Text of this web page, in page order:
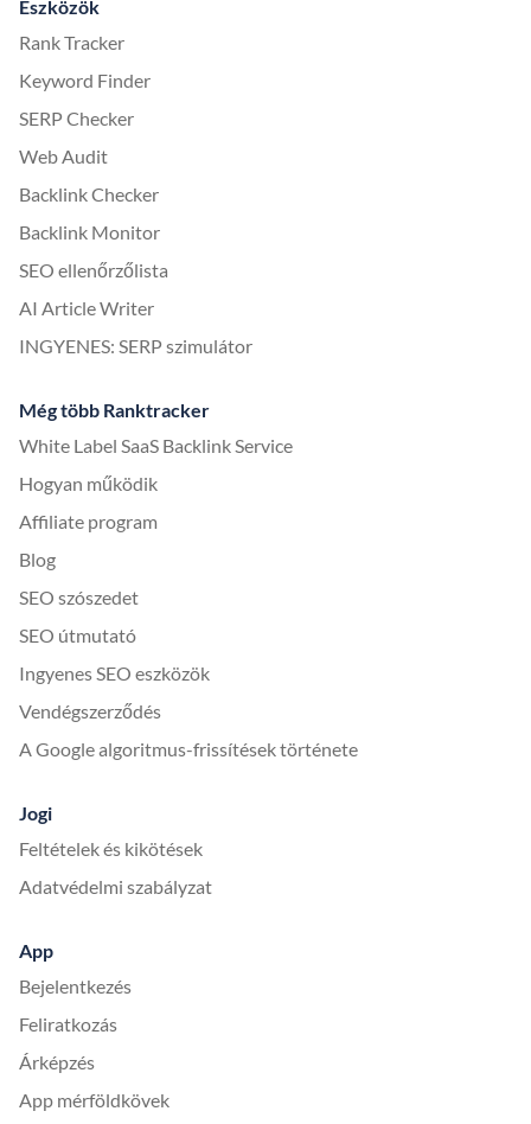
Eszközök
Rank Tracker
Keyword Finder
SERP Checker
Web Audit
Backlink Checker
Backlink Monitor
SEO ellenőrzőlista
AI Article Writer
INGYENES: SERP szimulátor
Még több Ranktracker
White Label SaaS Backlink Service
Hogyan működik
Affiliate program
Blog
SEO szószedet
SEO útmutató
Ingyenes SEO eszközök
Vendégszerződés
A Google algoritmus-frissítések története
Jogi
Feltételek és kikötések
Adatvédelmi szabályzat
App
Bejelentkezés
Feliratkozás
Árképzés
App mérföldkövek